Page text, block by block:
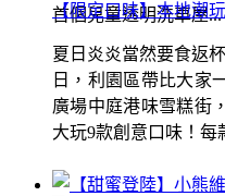
首個兒童透明洗車屋...
【限定口味】本地潮
夏日炎炎當然要食返
日，利園區帶比大家
廣場中庭港味雪糕街
大玩9款創意口味！每